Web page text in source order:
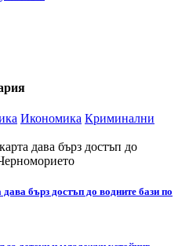
Икономика Криминални
бърз достъп до водните бази по